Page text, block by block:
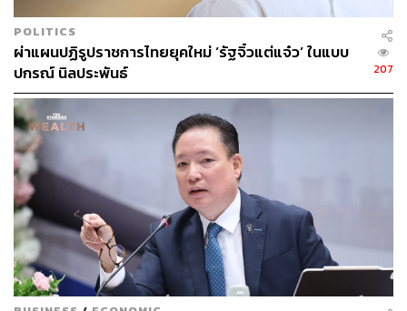
TAGS: ปัญญาประดิษฐ์ (Artificial intelligence - AI)
แว่นตา
Meta
ABOUT THE AUTHOR
POLITICS
ผ่าแผนปฏิรูปราชการไทยยุคใหม่ ‘รัฐจิ๋วแต่แจ๋ว’ ในแบบ
ปกรณ์ นิลประพันธ์
207